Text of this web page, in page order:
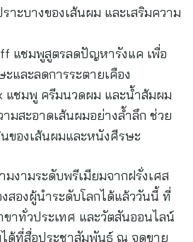
าะบางของเส้นผม และเสริมความ
แชมพูสูตรลดปัญหารังแค เพื่อ
และลดการระตายเคือง
แชมพู ครีมนวดผม และน้ำส้มผม
มสะอาดเส้นผมอย่างล้ำลึก ช่วย
ของเส้นผมและหนังศีรษะ
งามระดับพรีเมียมจากฝรั่งเศส
สองผู้นำระดับโลกได้แล้ววันนี้ ที่
าทั่วประเทศ และวัตสันออนไลน์
ด้ที่สื่อประชาสัมพันธ์ ณ จุดขาย